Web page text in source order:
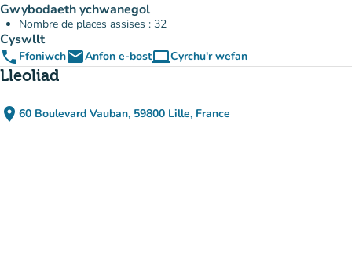
Gwybodaeth ychwanegol
Nombre de places assises : 32
Cyswllt
phone FfoniwchemailAnfon e-bostcomputerCyrchu'r wefan
(tab newydd)
Lleoliad
place 60 Boulevard Vauban, 59800 Lille, France
(agor yn Google Maps)
(tab newydd)